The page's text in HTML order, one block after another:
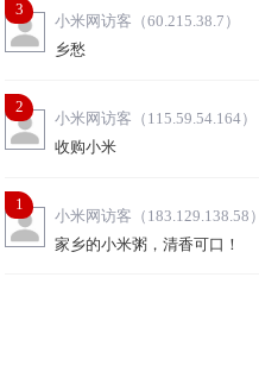
小米网访客（60.215.38.7）
乡愁
3
小米网访客（115.59.54.164）
收购小米
2
小米网访客（183.129.138.58）
家乡的小米粥，清香可口！
1